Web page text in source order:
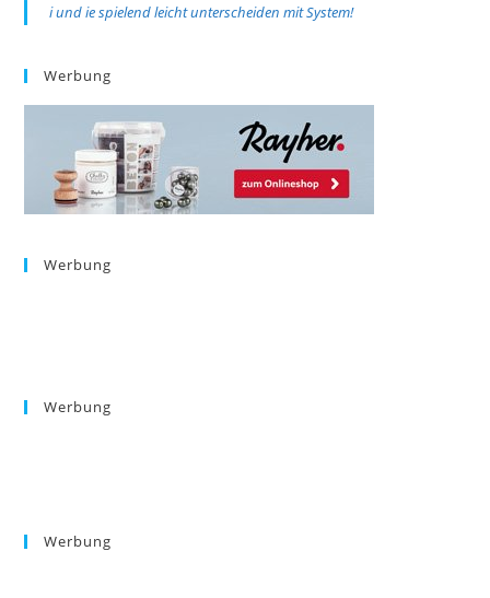
i und ie spielend leicht unterscheiden mit System!
Werbung
Werbung
Werbung
Werbung